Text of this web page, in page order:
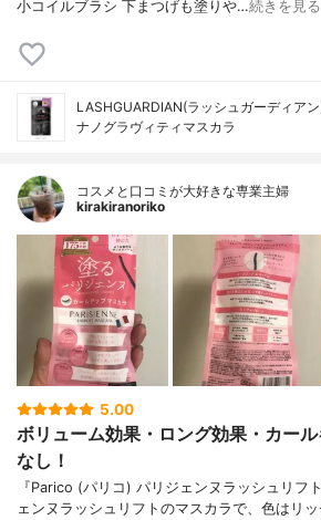
小コイルブラシ 下まつげも塗りや…続きを見る
LASHGUARDIAN(ラッシュガーディア
ナノグラヴィティマスカラ
コスメと口コミが大好きな専業主婦
kirakiranoriko
5.00
ボリューム効果・ロング効果・カー
なし！
『Parico (パリコ) パリジェンヌラッシュリフ
ェンヌラッシュリフトのマスカラで、色はリ